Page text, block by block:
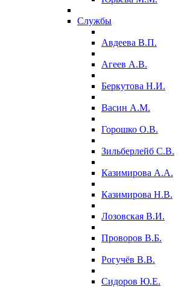
Службы
Авдеева В.П.
Агеев А.В.
Беркутова Н.И.
Васин А.М.
Горошко О.В.
Зильберлейб С.В.
Казимирова А.А.
Казимирова Н.В.
Лозовская В.И.
Проворов В.Б.
Рогучёв В.В.
Сидоров Ю.Е.